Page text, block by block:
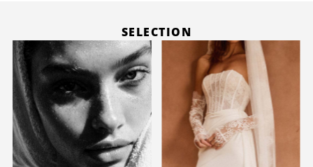
SELECTION